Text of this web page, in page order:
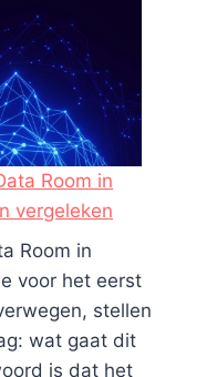
Room in
vergeleken
Room in
voor het eerst
stellen
wat gaat dit
is dat het